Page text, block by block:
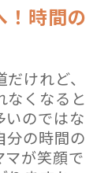
！時間の
けれど、
なくなると
いのではな
分の時間の
マが笑顔で